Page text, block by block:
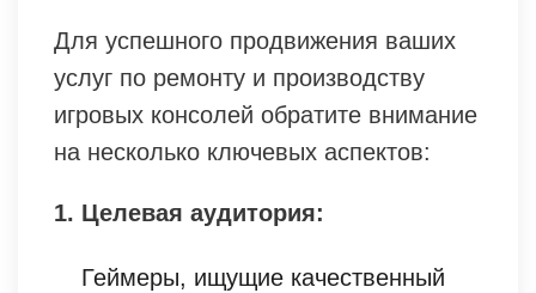
Для успешного продвижения ваших
услуг по ремонту и производству
игровых консолей обратите внимание
на несколько ключевых аспектов:
1. Целевая аудитория:
Геймеры, ищущие качественный